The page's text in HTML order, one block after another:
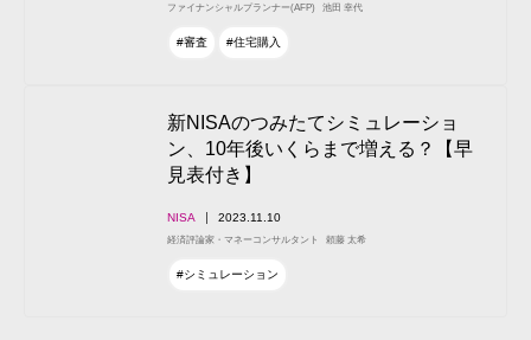
ファイナンシャルプランナー(AFP) 池田 幸代
#審査 #住宅購入
新NISAのつみたてシミュレーショ
ン、10年後いくらまで増える？【早
見表付き】
NISA 2023.11.10
経済評論家・マネーコンサルタント 頼藤 太希
#シミュレーション